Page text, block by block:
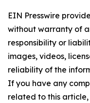
EIN Presswire
without warranty of
responsibility or
images, videos,
reliability of the
If you have any
related to this